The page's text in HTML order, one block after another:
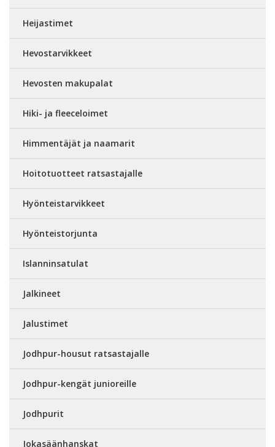
Heijastimet
Hevostarvikkeet
Hevosten makupalat
Hiki- ja fleeceloimet
Himmentäjät ja naamarit
Hoitotuotteet ratsastajalle
Hyönteistarvikkeet
Hyönteistorjunta
Islanninsatulat
Jalkineet
Jalustimet
Jodhpur-housut ratsastajalle
Jodhpur-kengät junioreille
Jodhpurit
Jokasäänhanskat